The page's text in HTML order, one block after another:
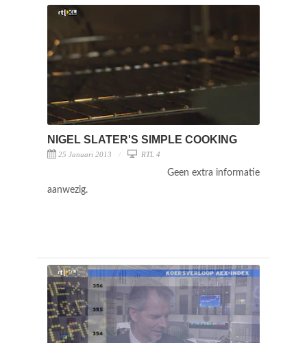
NIGEL SLATER'S SIMPLE COOKING
25 Januari 2013 RTL 4
Geen extra informatie
aanwezig.